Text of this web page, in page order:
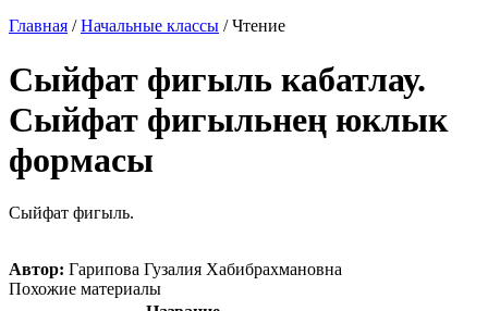
Главная /Начальные классы /Чтение
Сыйфат фигыль кабатлау.
Сыйфат фигыльнең юклык
формасы
Сыйфат фигыль.
Автор: Гарипова Гузалия Хабибрахмановна
Похожие материалы